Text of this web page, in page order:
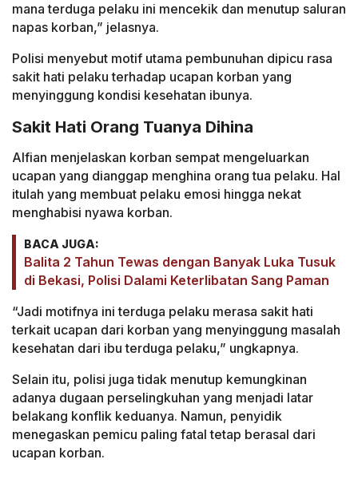
mana terduga pelaku ini mencekik dan menutup saluran
napas korban,” jelasnya.
Polisi menyebut motif utama pembunuhan dipicu rasa
sakit hati pelaku terhadap ucapan korban yang
menyinggung kondisi kesehatan ibunya.
Sakit Hati Orang Tuanya Dihina
Alfian menjelaskan korban sempat mengeluarkan
ucapan yang dianggap menghina orang tua pelaku. Hal
itulah yang membuat pelaku emosi hingga nekat
menghabisi nyawa korban.
BACA JUGA:
Balita 2 Tahun Tewas dengan Banyak Luka Tusuk
di Bekasi, Polisi Dalami Keterlibatan Sang Paman
“Jadi motifnya ini terduga pelaku merasa sakit hati
terkait ucapan dari korban yang menyinggung masalah
kesehatan dari ibu terduga pelaku,” ungkapnya.
Selain itu, polisi juga tidak menutup kemungkinan
adanya dugaan perselingkuhan yang menjadi latar
belakang konflik keduanya. Namun, penyidik
menegaskan pemicu paling fatal tetap berasal dari
ucapan korban.